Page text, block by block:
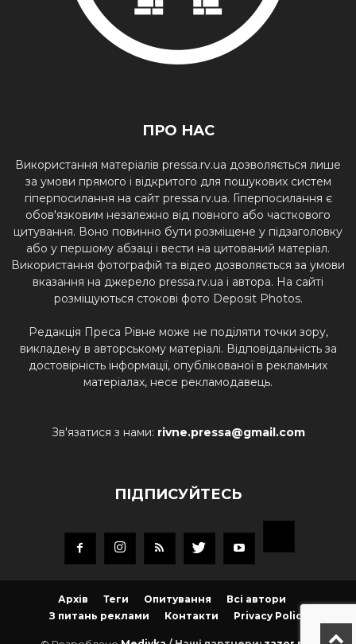
ПРО НАС
Використання матеріалів pressa.rv.ua дозволяється лише
за умови прямого і відкритого для пошукових систем
гіперпосилання на сайт pressa.rv.ua. Гіперпосилання є
обов'язковим незалежно від повного або часткового
цитування. Воно повинно бути розміщене у підзаголовку
або у першому абзаці і вести на цитований матеріал.
Використання фотографій та відео дозволяється за умови
вказання на джерело pressa.rv.ua і автора. На сайті
розміщуються стокові фото Deposit Photos.
Редакція Преса Рівне може не поділяти точки зору,
викладену в авторському матеріалі. Відповідальність за
достовірність інформації, опублікованої в рекламних
матеріалах, несе рекламодавець.
Зв'язатися з нами: rivne.pressa@gmail.com
ПІДПИСУЙТЕСЬ
Архів Теги Опитування
Всі автори
З питань реклами
Контакти Privacy Policy